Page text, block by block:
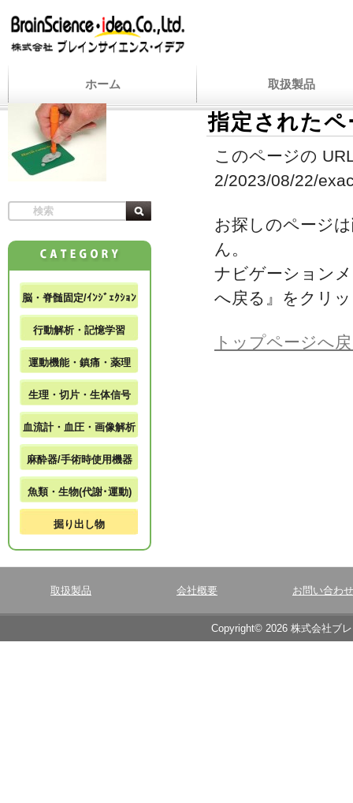
ホーム 取扱製品
指定された
このページの
2/2023/08/22/
お探しのページ
ん。
ナビゲーション
へ戻る』をクリ
トップページへ
脳・脊髄固定/ｲﾝｼﾞｪｸｼｮﾝ
行動解析・記憶学習
運動機能・鎮痛・薬理
生理・切片・生体信号
血流計・血圧・画像解析
麻酔器/手術時使用機器
魚類・生物(代謝･運動)
掘り出し物
取扱製品 会社概要 お問い合わせ
Copyright© 2026 株式会社ブ